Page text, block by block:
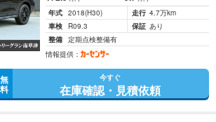
年式 2018(H30) 走行 4.7万km
車検
R09.3 保証 あり
整備 定期点検整備有
情報提供：
無
料
今すぐ
在庫確認・見積依頼